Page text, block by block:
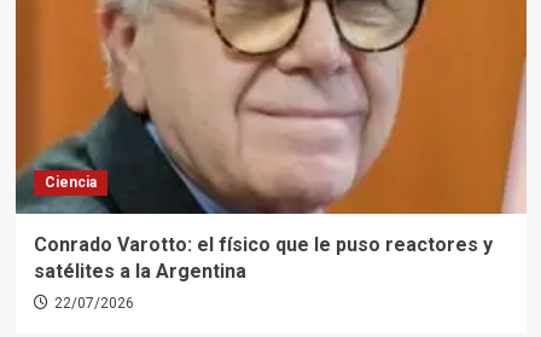
Ciencia
Conrado Varotto: el físico que le puso reactores y
satélites a la Argentina
22/07/2026